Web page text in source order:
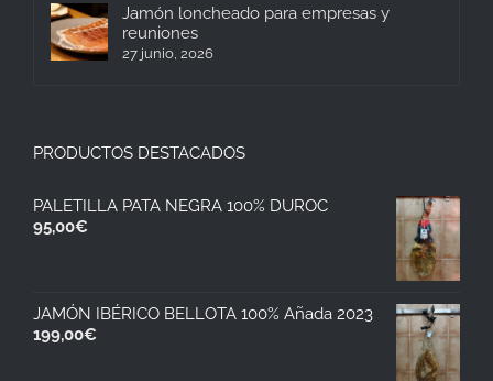
Jamón loncheado para empresas y
reuniones
27 junio, 2026
PRODUCTOS DESTACADOS
PALETILLA PATA NEGRA 100% DUROC
95,00€
JAMÓN IBÉRICO BELLOTA 100% Añada 2023
199,00€